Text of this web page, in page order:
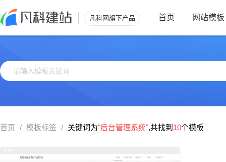
凡科网旗下产品 首页 网站模板
首页 / 模板标签 / 关键词为"后台管理系统",共找到 10个模板